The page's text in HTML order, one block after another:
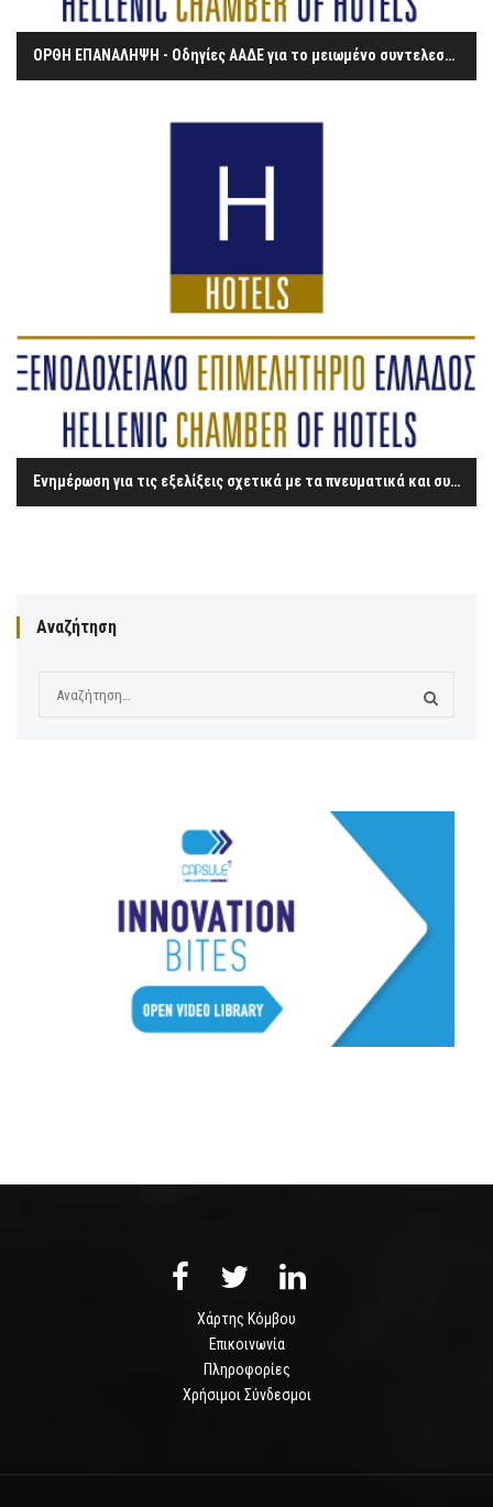
ΟΡΘΗ ΕΠΑΝΑΛΗΨΗ - Οδηγίες ΑΑΔΕ για το μειωμένο συντελεστή του ΦΠΑ στην εστίαση
Ενημέρωση για τις εξελίξεις σχετικά με τα πνευματικά και συγγενικά δικαιώματα – η περίπτωση του ΟΣΔ «ΔΙΑΣ»
Αναζήτηση
Χάρτης Κόμβου
Επικοινωνία
Πληροφορίες
Χρήσιμοι Σύνδεσμοι